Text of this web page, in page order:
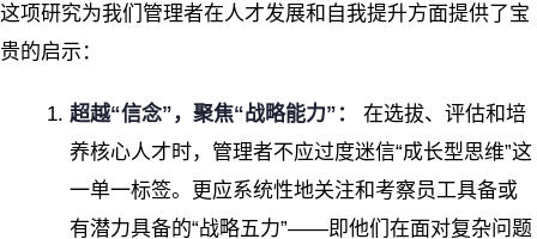
这项研究为我们管理者在人才发展和自我提升方面提供了宝
贵的启示：
超越“信念”，聚焦“战略能力”：
在选拔、评估和培
养核心人才时，管理者不应过度迷信“成长型思维”这
一单一标签。更应系统性地关注和考察员工具备或
有潜力具备的“战略五力”——即他们在面对复杂问题